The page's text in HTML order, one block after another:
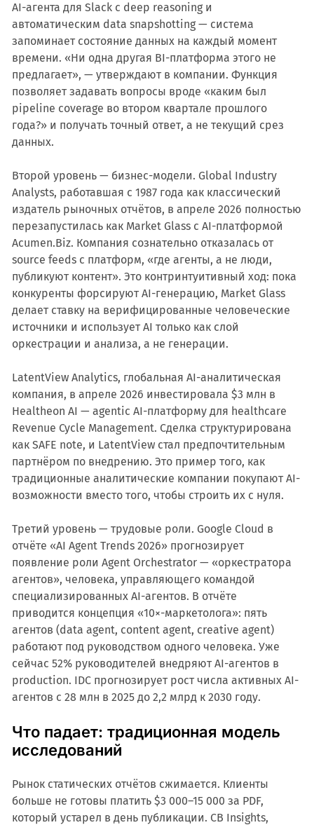
AI-агента для Slack с deep reasoning и
автоматическим data snapshotting — система
запоминает состояние данных на каждый момент
времени. «Ни одна другая BI-платформа этого не
предлагает», — утверждают в компании. Функция
позволяет задавать вопросы вроде «каким был
pipeline coverage во втором квартале прошлого
года?» и получать точный ответ, а не текущий срез
данных.
Второй уровень — бизнес-модели. Global Industry
Analysts, работавшая с 1987 года как классический
издатель рыночных отчётов, в апреле 2026 полностью
перезапустилась как Market Glass с AI-платформой
Acumen.Biz. Компания сознательно отказалась от
source feeds с платформ, «где агенты, а не люди,
публикуют контент». Это контринтуитивный ход: пока
конкуренты форсируют AI-генерацию, Market Glass
делает ставку на верифицированные человеческие
источники и использует AI только как слой
оркестрации и анализа, а не генерации.
LatentView Analytics, глобальная AI-аналитическая
компания, в апреле 2026 инвестировала $3 млн в
Healtheon AI — agentic AI-платформу для healthcare
Revenue Cycle Management. Сделка структурирована
как SAFE note, и LatentView стал предпочтительным
партнёром по внедрению. Это пример того, как
традиционные аналитические компании покупают AI-
возможности вместо того, чтобы строить их с нуля.
Третий уровень — трудовые роли. Google Cloud в
отчёте «AI Agent Trends 2026» прогнозирует
появление роли Agent Orchestrator — «оркестратора
агентов», человека, управляющего командой
специализированных AI-агентов. В отчёте
приводится концепция «10×-маркетолога»: пять
агентов (data agent, content agent, creative agent)
работают под руководством одного человека. Уже
сейчас 52% руководителей внедряют AI-агентов в
production. IDC прогнозирует рост числа активных AI-
агентов с 28 млн в 2025 до 2,2 млрд к 2030 году.
Что падает: традиционная модель
исследований
Рынок статических отчётов сжимается. Клиенты
больше не готовы платить $3 000–15 000 за PDF,
который устарел в день публикации. CB Insights,